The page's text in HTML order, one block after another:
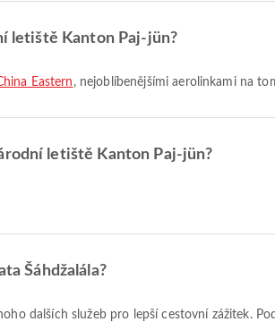
letiště Kanton Paj-jün?
Eastern , nejoblíbenějšími aerolinkami na
letiště Kanton Paj-jün?
Šáhdžalála?